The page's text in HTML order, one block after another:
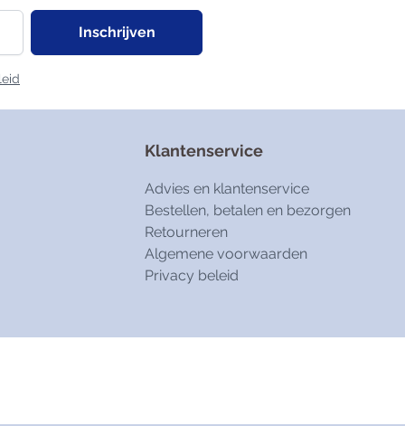
Inschrijven
Klantenservice
Advies en klantenservice
Bestellen, betalen en bezorgen
Retourneren
Algemene voorwaarden
Privacy beleid